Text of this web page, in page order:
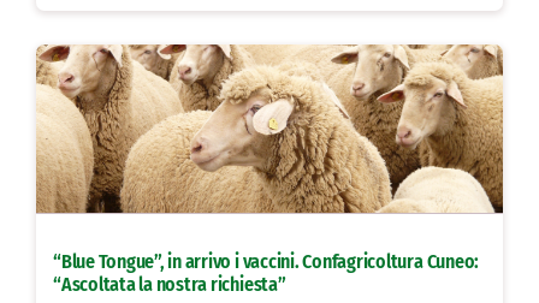
“Blue Tongue”, in arrivo i vaccini. Confagricoltura Cuneo:
“Ascoltata la nostra richiesta”